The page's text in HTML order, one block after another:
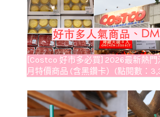
[Costco 好市多必買] 2026最新熱門
月特價商品 (含黑鑽卡）(點閱數：